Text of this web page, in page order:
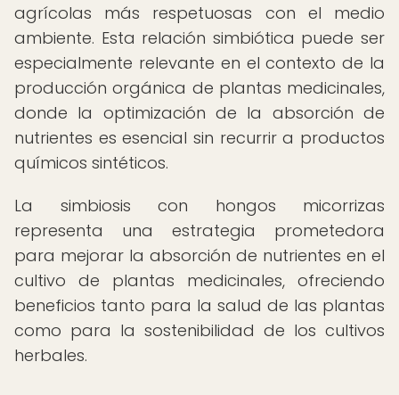
agrícolas más respetuosas con el medio
ambiente. Esta relación simbiótica puede ser
especialmente relevante en el contexto de la
producción orgánica de plantas medicinales,
donde la optimización de la absorción de
nutrientes es esencial sin recurrir a productos
químicos sintéticos.
La simbiosis con hongos micorrizas
representa una estrategia prometedora
para mejorar la absorción de nutrientes en el
cultivo de plantas medicinales, ofreciendo
beneficios tanto para la salud de las plantas
como para la sostenibilidad de los cultivos
herbales.